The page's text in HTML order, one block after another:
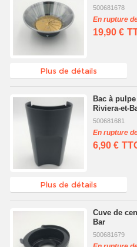
500681678
En rupture
19,90 €
Plus de détails
Bac à
Riviera-et-
500681681
En rupture
6,90 €
Plus de détails
Cuve de
Bar
500681679